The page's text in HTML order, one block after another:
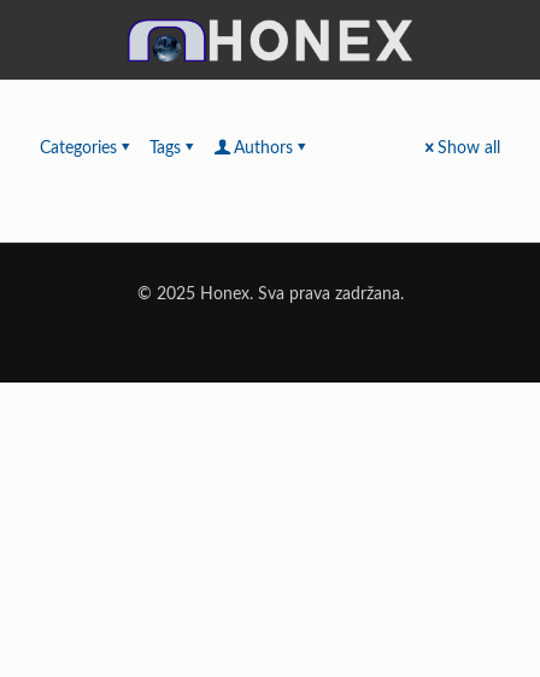
Categories Tags Authors Show all
© 2025 Honex. Sva prava zadržana.